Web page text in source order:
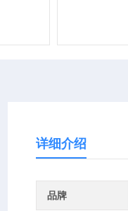
详细介绍
品牌